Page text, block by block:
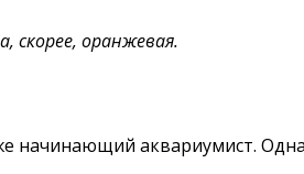
скорее, оранжевая.
начинающий аквариумист.